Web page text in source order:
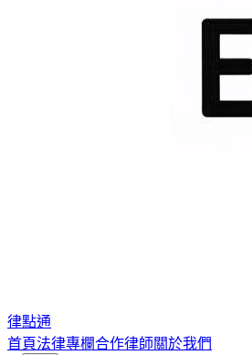
律點通
首頁法律專欄合作律師關於我們